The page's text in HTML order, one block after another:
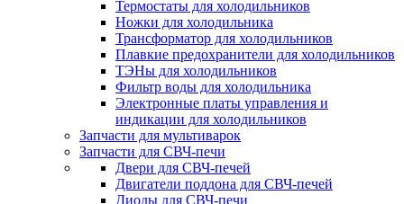
Термостаты для холодильников
Ножки для холодильника
Трансформатор для холодильников
Плавкие предохранители для холодильников
ТЭНы для холодильников
Фильтр воды для холодильника
Электронные платы управления и
индикации для холодильников
Запчасти для мультиварок
Запчасти для СВЧ-печи
Двери для СВЧ-печей
Двигатели поддона для СВЧ-печей
Диоды для СВЧ-печи